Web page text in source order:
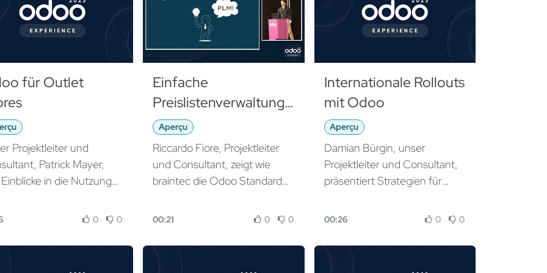
für Outlet
Projektleiter und
Patrick Mayer,
in die Nutzung
Produkten. Im
von Odoo
Möbel-Outlet, das
0 0
Einfache
Preislistenverwaltung
in Odoo
Aperçu
Riccardo Fiore, Projektleiter
und Consultant, zeigt wie
braintec die Odoo Standard
Management) erweitert und
List Change) geschaffen hat.
Diese hilft Mitarbeitenden im
00:21 0 0
Internationale Rollouts
mit Odoo
Aperçu
Damian Bürgin, unser
Projektleiter und Consultant,
präsentiert Strategien für
Implementierungen.
umfasst Organisation
von generischen Vorlagen als
00:26 0 0